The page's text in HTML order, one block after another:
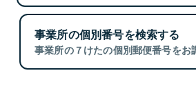
事業所の個別番号を検索する
事業所の７けたの個別郵便番号をお